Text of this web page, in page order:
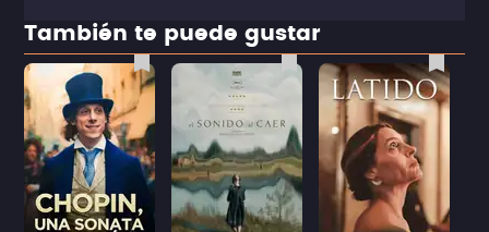
También te puede gustar